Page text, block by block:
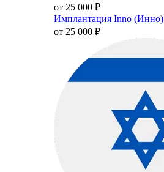
от 25 000 ₽
Имплантация Inno (Инно)
от 25 000 ₽